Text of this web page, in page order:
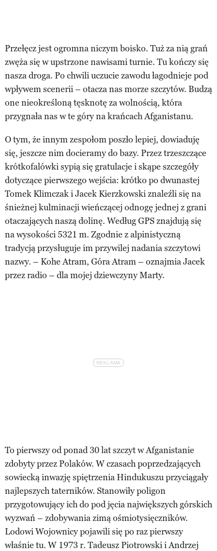
Przełęcz jest ogromna niczym boisko. Tuż za nią grań
zwęża się w upstrzone nawisami turnie. Tu kończy się
nasza droga. Po chwili uczucie zawodu łagodnieje pod
wpływem scenerii – otacza nas morze szczytów. Budzą
one nieokreśloną tęsknotę za wolnością, która
przygnała nas w te góry na krańcach Afganistanu.
O tym, że innym zespołom poszło lepiej, dowiaduję
się, jeszcze nim docieramy do bazy. Przez trzeszczące
krótkofalówki sypią się gratulacje i skąpe szczegóły
dotyczące pierwszego wejścia: krótko po dwunastej
Tomek Klimczak i Jacek Kierzkowski znaleźli się na
śnieżnej kulminacji wieńczącej odnogę jednej z grani
otaczających naszą dolinę. Według GPS znajdują się
na wysokości 5321 m. Zgodnie z alpinistyczną
tradycją przysługuje im przywilej nadania szczytowi
nazwy. – Kohe Atram, Góra Atram – oznajmia Jacek
przez radio – dla mojej dziewczyny Marty.
To pierwszy od ponad 30 lat szczyt w Afganistanie
zdobyty przez Polaków. W czasach poprzedzających
sowiecką inwazję spiętrzenia Hindukuszu przyciągały
najlepszych taterników. Stanowiły poligon
przygotowujący ich do pod jęcia największych górskich
wyzwań – zdobywania zimą ośmiotysięczników.
Lodowi Wojownicy pojawili się po raz pierwszy
właśnie tu. W 1973 r. Tadeusz Piotrowski i Andrzej